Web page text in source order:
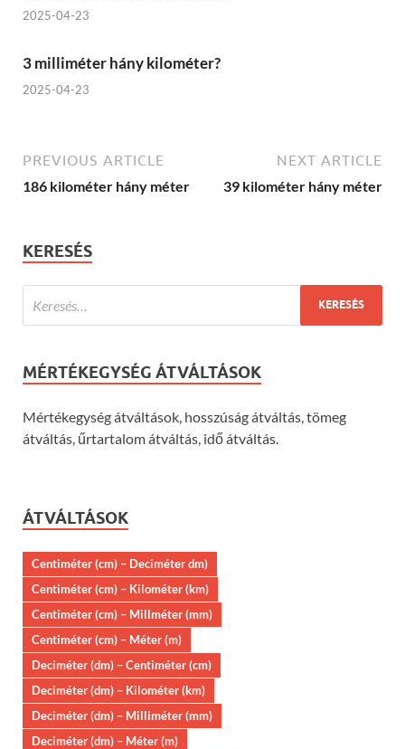
2025-04-23
3 milliméter hány kilométer?
2025-04-23
PREVIOUS ARTICLE
186 kilométer hány méter
NEXT ARTICLE
39 kilométer hány méter
KERESÉS
MÉRTÉKEGYSÉG ÁTVÁLTÁSOK
Mértékegység átváltások, hosszúság átváltás, tömeg
átváltás, űrtartalom átváltás, idő átváltás.
ÁTVÁLTÁSOK
Centiméter (cm) – Deciméter dm)
Centiméter (cm) – Kilométer (km)
Centiméter (cm) – Millméter (mm)
Centiméter (cm) – Méter (m)
Deciméter (dm) – Centiméter (cm)
Deciméter (dm) – Kilométer (km)
Deciméter (dm) – Milliméter (mm)
Deciméter (dm) – Méter (m)